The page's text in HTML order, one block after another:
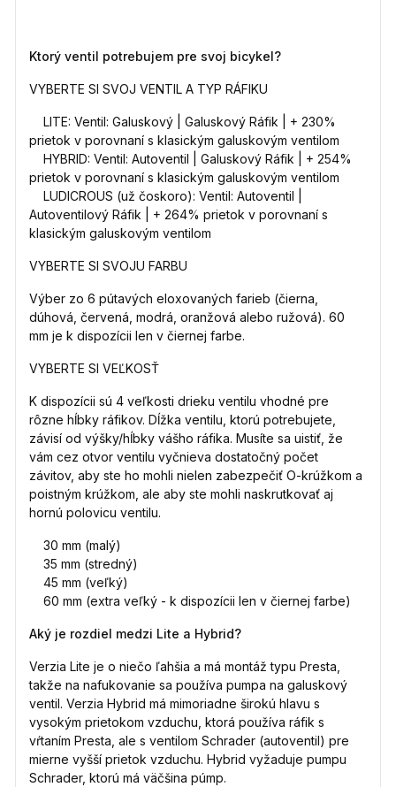
Ktorý ventil potrebujem pre svoj bicykel?
VYBERTE SI SVOJ VENTIL A TYP RÁFIKU
LITE: Ventil: Galuskový | Galuskový Ráfik | + 230%
prietok v porovnaní s klasickým galuskovým ventilom
HYBRID: Ventil: Autoventil | Galuskový Ráfik | + 254%
prietok v porovnaní s klasickým galuskovým ventilom
LUDICROUS (už čoskoro): Ventil: Autoventil |
Autoventilový Ráfik | + 264% prietok v porovnaní s
klasickým galuskovým ventilom
VYBERTE SI SVOJU FARBU
Výber zo 6 pútavých eloxovaných farieb (čierna,
dúhová, červená, modrá, oranžová alebo ružová). 60
mm je k dispozícii len v čiernej farbe.
VYBERTE SI VEĽKOSŤ
K dispozícii sú 4 veľkosti drieku ventilu vhodné pre
rôzne hĺbky ráfikov. Dĺžka ventilu, ktorú potrebujete,
závisí od výšky/hĺbky vášho ráfika. Musíte sa uistiť, že
vám cez otvor ventilu vyčnieva dostatočný počet
závitov, aby ste ho mohli nielen zabezpečiť O-krúžkom a
poistným krúžkom, ale aby ste mohli naskrutkovať aj
hornú polovicu ventilu.
30 mm (malý)
35 mm (stredný)
45 mm (veľký)
60 mm (extra veľký - k dispozícii len v čiernej farbe)
Aký je rozdiel medzi Lite a Hybrid?
Verzia Lite je o niečo ľahšia a má montáž typu Presta,
takže na nafukovanie sa používa pumpa na galuskový
ventil. Verzia Hybrid má mimoriadne širokú hlavu s
vysokým prietokom vzduchu, ktorá používa ráfik s
vŕtaním Presta, ale s ventilom Schrader (autoventil) pre
mierne vyšší prietok vzduchu. Hybrid vyžaduje pumpu
Schrader, ktorú má väčšina púmp.